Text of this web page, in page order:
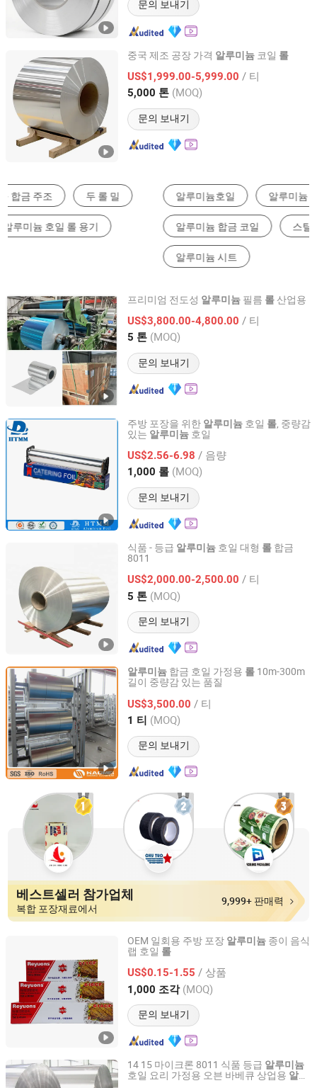
문의 보내기
중국 제조 공장 가격 알루미늄 코일 롤
US$1,999.00-5,999.00 / 티
5,000 톤 (MOQ)
문의 보내기
Zhengzhou Jinpaike Machinery Manufacturing Co., Ltd.
Henan, China 이후 2025
알루미늄호일 알루미늄 코일 복합 포장재료
알루미늄 합금 코일 스틸 코일 & 스트립
프리미엄 전도성 알루미늄 필름 롤 산업용
US$3,800.00-4,800.00 / 티
5 톤 (MOQ)
문의 보내기
Jiangsu JinTianChen New Material Limited Company
Jiangsu, China 이후 2013
주방 포장을 위한 알루미늄 호일 롤, 중량감
있는 알루미늄 호일
US$2.56-6.98 / 음량
1,000 롤 (MOQ)
문의 보내기
HENAN TENDELI METALLURGICAL MATERIALS CO., LTD.
Henan, China 이후 2025
식품 - 등급 알루미늄 호일 대형 롤 합금
8011
US$2,000.00-2,500.00 / 티
5 톤 (MOQ)
문의 보내기
Ningbo Rexan Aluminum Foil Technologly Co., Ltd.
Zhejiang, China 이후 2019
알루미늄 합금 호일 가정용 롤 10m-300m
길이 중량감 있는 품질
US$3,500.00 / 티
1 티 (MOQ)
문의 보내기
Zhengzhou Haomei Industrial Co., Ltd.
Henan, China 이후 2008
베스트셀러 참가업체
복합 포장재료에서
9,999+ 판매력
OEM 일회용 주방 포장 알루미늄 종이 음식
랩 호일 롤
US$0.15-1.55 / 상품
1,000 조각 (MOQ)
문의 보내기
Dong Guan Guan Shan Yue Trading Co., Ltd
Guangdong, China 이후 2025
14 15 마이크론 8011 식품 등급 알루미늄
호일 요리 가정용 오븐 바베큐 상업용 알루
Jinan Hengcheng Aluminum Co., Ltd.